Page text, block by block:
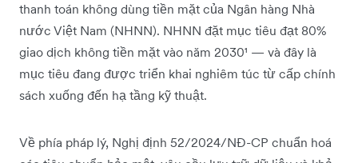
thanh toán không dùng tiền mặt của Ngân hàng Nhà
nước Việt Nam (NHNN). NHNN đặt mục tiêu đạt 80%
giao dịch không tiền mặt vào năm 2030¹ — và đây là
mục tiêu đang được triển khai nghiêm túc từ cấp chính
sách xuống đến hạ tầng kỹ thuật.
Về phía pháp lý, Nghị định 52/2024/NĐ-CP chuẩn hoá